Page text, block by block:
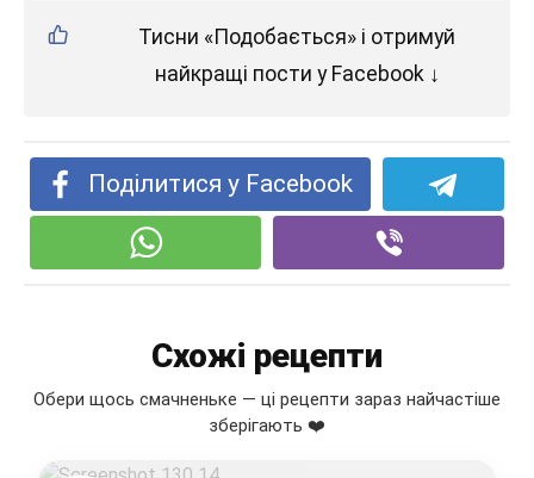
Тисни «Подобається» і отримуй
найкращі пости у Facebook ↓
Поділитися у Facebook
Схожі рецепти
Обери щось смачненьке — ці рецепти зараз найчастіше
зберігають ❤️